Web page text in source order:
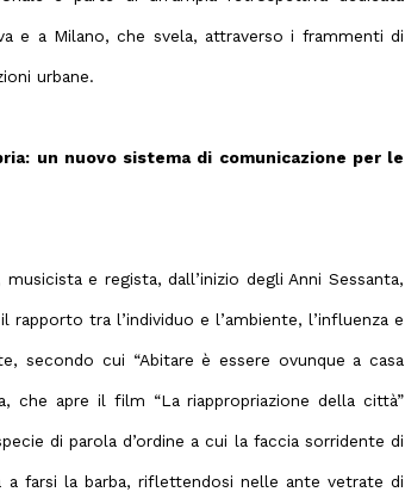
e a Milano, che svela, attraverso i frammenti di
urbane.
un nuovo sistema di comunicazione per le
e regista, dall’inizio degli Anni Sessanta,
rapporto tra l’individuo e l’ambiente, l’influenza e
secondo cui “Abitare è essere ovunque a casa
che apre il film “La riappropriazione della città”
di parola d’ordine a cui la faccia sorridente di
farsi la barba, riflettendosi nelle ante vetrate di